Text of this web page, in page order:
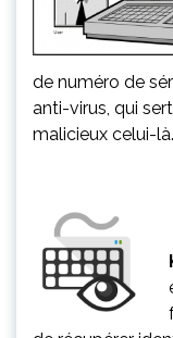
de numéro de
anti-virus, qui
malicieux celui-là.